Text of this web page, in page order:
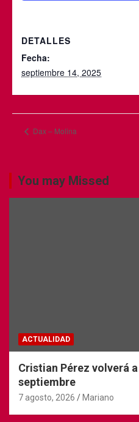
DETALLES
Fecha:
septiembre 14, 2025
Dax – Molina
You may Missed
ACTUALIDAD
Cristian Pérez volverá
septiembre
7 agosto, 2026 Mariano